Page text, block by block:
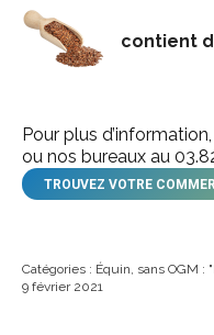
contient
Pour plus
ou nos bureaux au
TROUVEZ VOTRE
Catégories : Équin, sans OGM :
9 février 2021